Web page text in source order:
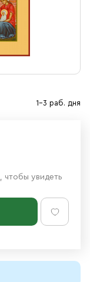
1-3 раб. дня
, чтобы увидеть